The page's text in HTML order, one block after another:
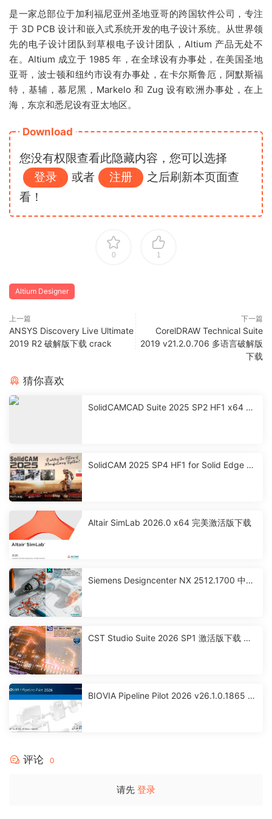
是一家总部位于加利福尼亚州圣地亚哥的跨国软件公司，专注
于 3D PCB 设计和嵌入式系统开发的电子设计系统。从世界领
先的电子设计团队到草根电子设计团队，Altium 产品无处不
在。Altium 成立于 1985 年，在全球设有办事处，在美国圣地
亚哥，波士顿和纽约市设有办事处，在卡尔斯鲁厄，阿默斯福
特，基辅，慕尼黑，Markelo 和 Zug 设有欧洲办事处，在上
海，东京和悉尼设有亚太地区。
Download
您没有权限查看此隐藏内容，您可以选择
登录
或者 注册
之后刷新本页面查
看！
0 1
Altium Designer
上一篇
ANSYS Discovery Live Ultimate
2019 R2 破解版下载 crack
下一篇
CorelDRAW Technical Suite
2019 v21.2.0.706 多语言破解版
下载
猜你喜欢
SolidCAMCAD Suite 2025 SP2 HF1 x64 激
SolidCAM 2025 SP4 HF1 for Solid Edge 激
Altair SimLab 2026.0 x64 完美激活版下载
Siemens Designcenter NX 2512.1700 中文
CST Studio Suite 2026 SP1 激活版下载 高
BIOVIA Pipeline Pilot 2026 v26.1.0.1865 x
评论 0
请先 登录